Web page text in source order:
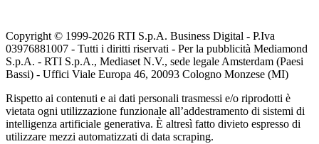
Copyright © 1999-2026 RTI S.p.A. Business Digital - P.Iva
03976881007 - Tutti i diritti riservati - Per la pubblicità Mediamond
S.p.A. - RTI S.p.A., Mediaset N.V., sede legale Amsterdam (Paesi
Bassi) - Uffici Viale Europa 46, 20093 Cologno Monzese (MI)
Rispetto ai contenuti e ai dati personali trasmessi e/o riprodotti è
vietata ogni utilizzazione funzionale all’addestramento di sistemi di
intelligenza artificiale generativa. È altresì fatto divieto espresso di
utilizzare mezzi automatizzati di data scraping.